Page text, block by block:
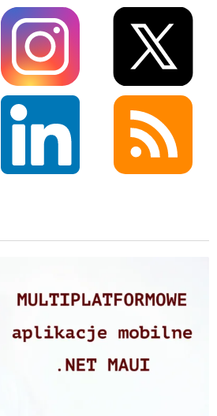
WYDARZENIA
BIZNES
PO GODZINACH
KONTAKT